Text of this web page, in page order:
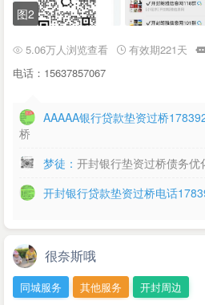
图2
5.06万人浏览查看 有效期221天
电话：15637857067
AAAAA银行贷款垫资过桥
桥
梦徒： 开封银行垫资过桥债务优
开封银行贷款垫资过桥电话
很奈斯哦
同城服务 其他服务 开封周边